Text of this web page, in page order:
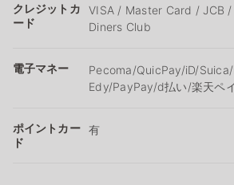
クレジットカ
ード
VISA / Master Card / JCB
Diners Club
電子マネー
Pecoma/QuicPay/iD/Suica/
Edy/PayPay/d払い/楽天ペ
ポイントカー
ド
有